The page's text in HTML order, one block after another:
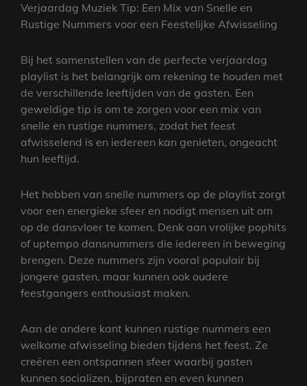
Verjaardag Muziek Tip: Een Mix van Snelle en
Rustige Nummers voor een Feestelijke Afwisseling
Bij het samenstellen van de perfecte verjaardag
playlist is het belangrijk om rekening te houden met
de verschillende leeftijden van de gasten. Een
geweldige tip is om te zorgen voor een mix van
snelle en rustige nummers, zodat het feest
afwisselend is en iedereen kan genieten, ongeacht
hun leeftijd.
Het hebben van snelle nummers op de playlist zorgt
voor een energieke sfeer en nodigt mensen uit om
op de dansvloer te komen. Denk aan vrolijke pophits
of uptempo dansnummers die iedereen in beweging
brengen. Deze nummers zijn vooral populair bij
jongere gasten, maar kunnen ook oudere
feestgangers enthousiast maken.
Aan de andere kant kunnen rustige nummers een
welkome afwisseling bieden tijdens het feest. Ze
creëren een ontspannen sfeer waarbij gasten
kunnen socializen, bijpraten en even kunnen